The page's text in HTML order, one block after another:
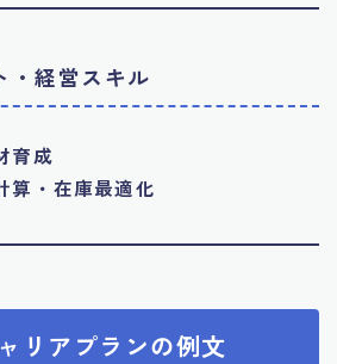
・経営スキル
育成
算・在庫最適化
リアプランの例文